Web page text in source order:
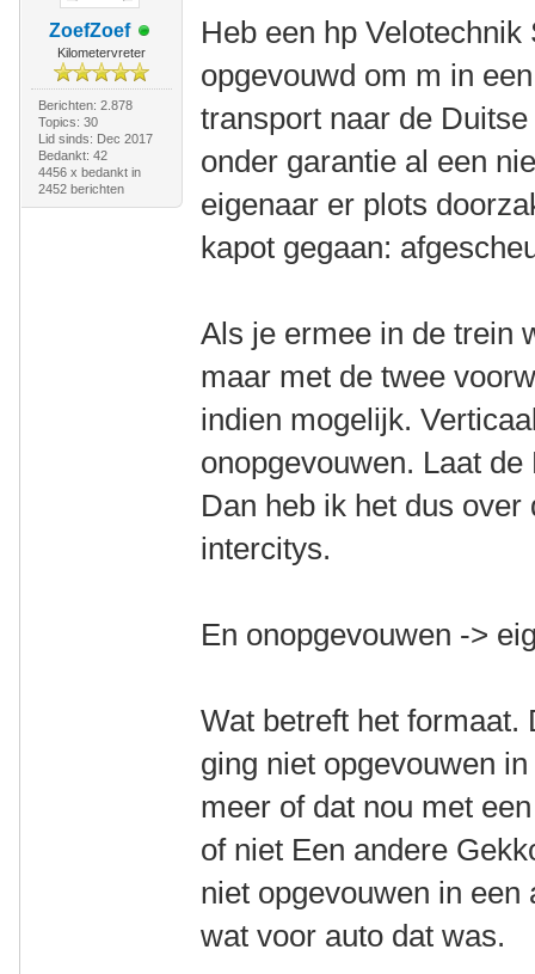
ZoefZoef
Kilometervreter
Berichten: 2.878
Topics: 30
Lid sinds: Dec 2017
Bedankt: 42
4456 x bedankt in
2452 berichten
Heb een hp
opgevouwd om m in
transport naar de
onder garantie al een
eigenaar er plots
kapot gegaan:
Als je ermee in de trein
maar met de twee
indien mogelijk.
onopgevouwen. Laat
Dan heb ik het dus
intercitys.
En onopgevouwen ->
Wat betreft het formaat.
ging niet opgevouwen
meer of dat nou met
of niet Een andere
niet opgevouwen in
wat voor auto dat was.